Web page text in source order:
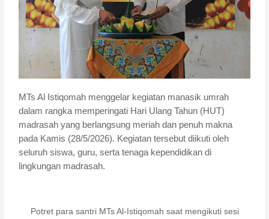
MTs Al Istiqomah menggelar kegiatan manasik umrah
dalam rangka memperingati Hari Ulang Tahun (HUT)
madrasah yang berlangsung meriah dan penuh makna
pada Kamis (28/5/2026). Kegiatan tersebut diikuti oleh
seluruh siswa, guru, serta tenaga kependidikan di
lingkungan madrasah.
Potret para santri MTs Al-Istiqomah saat mengikuti sesi